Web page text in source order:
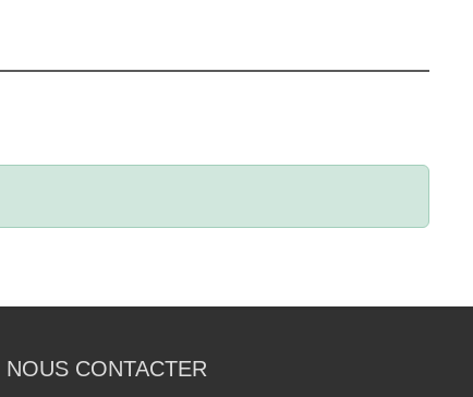
NOUS CONTACTER